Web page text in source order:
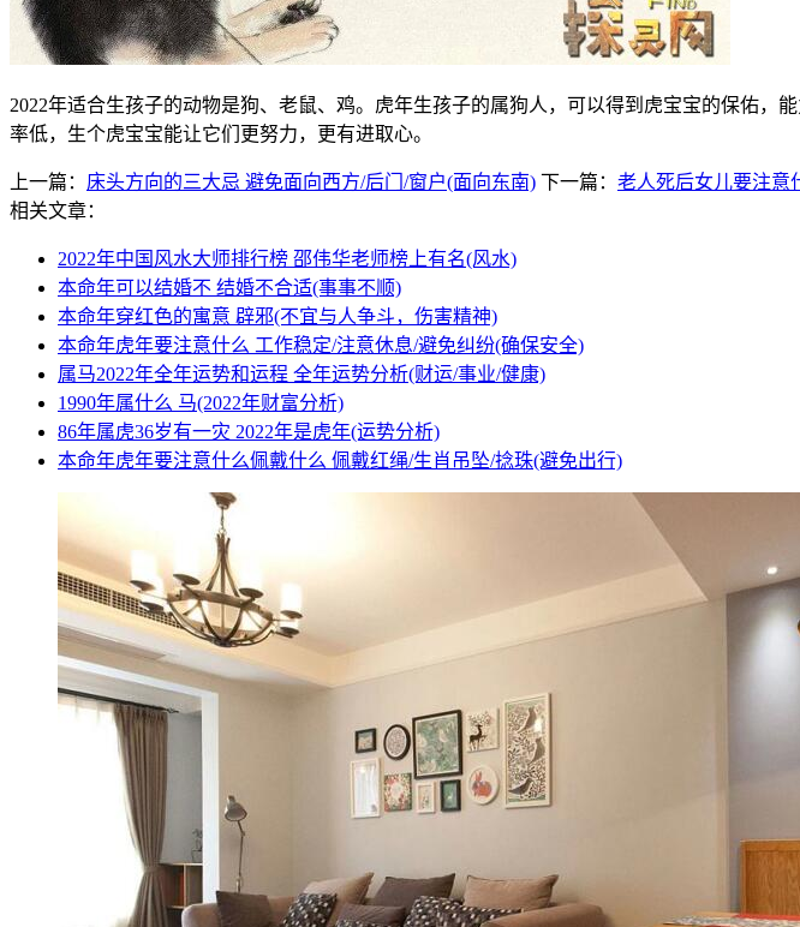
2022年适合生孩子的动物是狗、老鼠、鸡。虎年生孩子的属狗人，可以得到虎宝宝的保佑
率低，生个虎宝宝能让它们更努力，更有进取心。
上一篇： 床头方向的三大忌 避免面向西方/后门/窗户(面向东南) 下一篇： 老人死后女儿要注意
相关文章：
2022年中国风水大师排行榜 邵伟华老师榜上有名(风水)
本命年可以结婚不 结婚不合适(事事不顺)
本命年穿红色的寓意 辟邪(不宜与人争斗，伤害精神)
本命年虎年要注意什么 工作稳定/注意休息/避免纠纷(确保安全)
属马2022年全年运势和运程 全年运势分析(财运/事业/健康)
1990年属什么 马(2022年财富分析)
86年属虎36岁有一灾 2022年是虎年(运势分析)
本命年虎年要注意什么佩戴什么 佩戴红绳/生肖吊坠/捻珠(避免出行)